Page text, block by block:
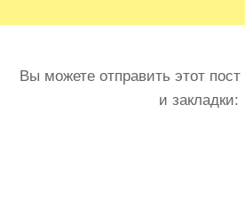
Вы можете отправить этот
и закладки: